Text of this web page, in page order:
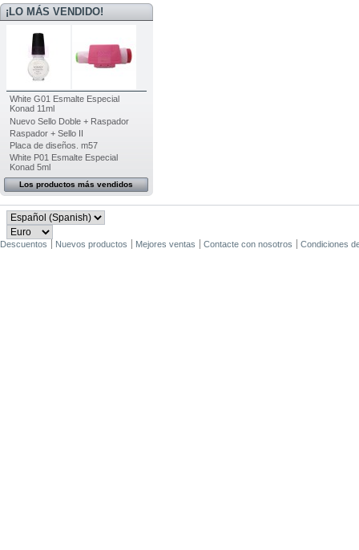
¡LO MÁS VENDIDO!
White G01 Esmalte Especial
Konad 11ml
Nuevo Sello Doble + Raspador
Raspador + Sello II
Placa de diseños. m57
White P01 Esmalte Especial
Konad 5ml
Los productos más vendidos
Descuentos Nuevos productos Mejores ventas Contacte con nosotros Condiciones